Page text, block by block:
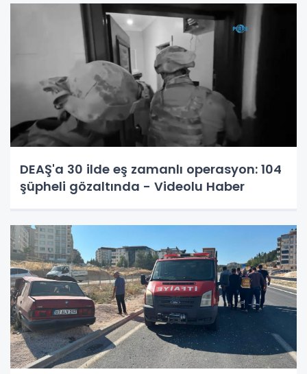
DEAŞ'a 30 ilde eş zamanlı operasyon: 104
şüpheli gözaltında - Videolu Haber